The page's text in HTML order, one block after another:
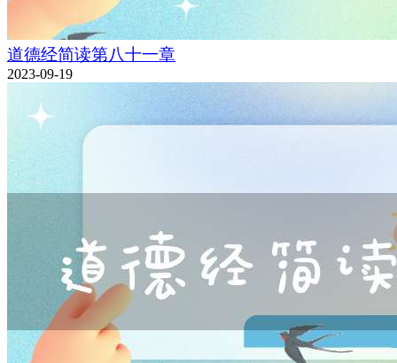
道德经简读第八十一章
2023-09-19